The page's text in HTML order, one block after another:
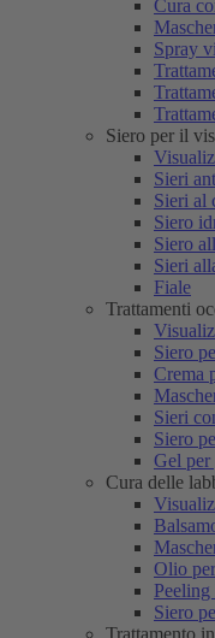
Cura
Spray
Siero per il
Sieri
Sieri al
Siero
Siero
Sieri
Fiale
Trattamenti
Siero
Crema
Sieri
Siero
Gel
Cura delle
Olio
Peeling
Siero
Trattamento